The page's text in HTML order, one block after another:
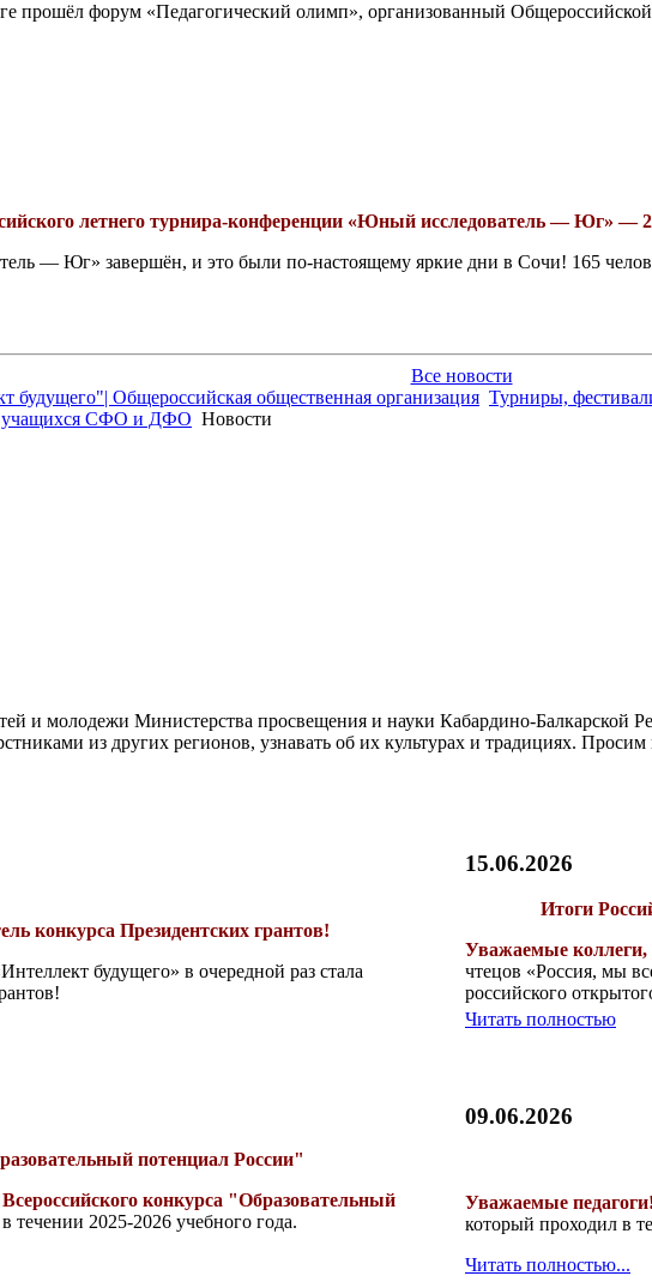
прошёл форум «Педагогический олимп», организованный
летнего турнира-конференции «Юный исследователь — Юг» —
— Юг» завершён, и это были по-настоящему яркие дни в Сочи! 165
Все новости
будущего"| Общероссийская общественная организация Турниры,
учащихся CФО и ДФО Новости
и молодежи Министерства просвещения и науки Кабардино-Балкарской
из других регионов, узнавать об их культурах и традициях. Просим
конкурса Президентских грантов!
будущего» в очередной раз стала
потенциал России"
Всероссийcкого конкурса "Образовательный
течении 2025-2026 учебного года.
15.06.2026
Итоги
Уважаемые коллеги,
чтецов «Россия, мы
российского
Читать полностью
09.06.2026
Уважаемые педагоги!
который проходил в
Читать полностью...